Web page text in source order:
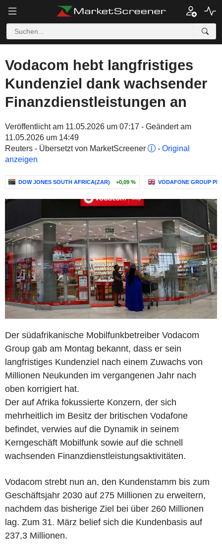
Vodacom hebt langfristiges
Kundenziel dank wachsender
Finanzdienstleistungen an
Veröffentlicht am 11.05.2026 um 07:17 - Geändert am
11.05.2026 um 14:49
Reuters - Übersetzt von MarketScreener
- Original
anzeigen
DOW JONES SOUTH AFRICA(ZAR) +0,09 % VODAFONE GROUP
Der südafrikanische Mobilfunkbetreiber Vodacom
Group gab am Montag bekannt, dass er sein
langfristiges Kundenziel nach einem Zuwachs von
Millionen Neukunden im vergangenen Jahr nach
oben korrigiert hat.
Der auf Afrika fokussierte Konzern, der sich
mehrheitlich im Besitz der britischen Vodafone
befindet, verwies auf die Dynamik in seinem
Kerngeschäft Mobilfunk sowie auf die schnell
wachsenden Finanzdienstleistungsaktivitäten.
Vodacom strebt nun an, den Kundenstamm bis zum
Geschäftsjahr 2030 auf 275 Millionen zu erweitern,
nachdem das bisherige Ziel bei über 260 Millionen
lag. Zum 31. März belief sich die Kundenbasis auf
237,3 Millionen.